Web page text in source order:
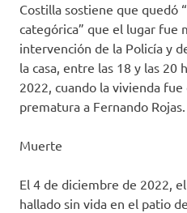
Costilla sostiene que quedó
categórica” que el lugar fue
intervención de la Policía y
la casa, entre las 18 y las 20
2022, cuando la vivienda
prematura a Fernando Rojas.
Muerte
El 4 de diciembre de 2022,
hallado sin vida en el patio